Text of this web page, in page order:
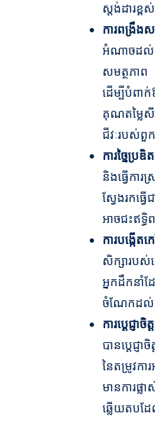
ស្តង់ដារខ្
ការពង្រឹង
អំណាចដល់
សមត្ថភា
ដើម្បីបំពា
គុណតម្លៃសី
ជីវៈរបស់ពួ
ការច្នៃប្រ
និងធ្វើកា
ស្វែងរក
អាចជះឥទ្
ការបង្កើត
សិក្សារបស់
អ្នកដឹកនាំ
ចំណែកដល់ក
ការប្តេជ្ញា
បានប្តេជ្ញា
នៃតម្រូវក
មានការផ្
ឆ្លើយតបដ